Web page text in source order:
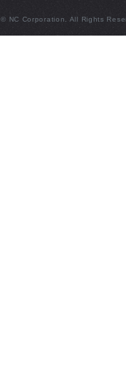
© NC Corporation. All Rights